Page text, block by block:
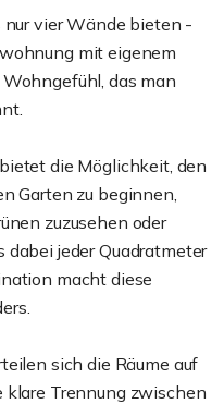
nur vier Wände bieten -
mit eigenem
das man
die Möglichkeit, den
Garten zu beginnen,
zuzusehen oder
dabei jeder Quadratmeter
macht diese
sich die Räume auf
Trennung zwischen